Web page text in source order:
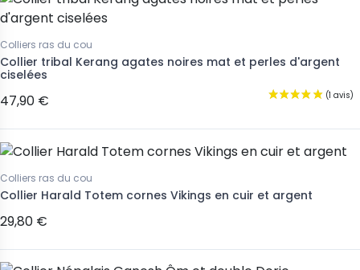
Colliers ras du cou
Collier tribal Kerang agates noires mat et perles d'argent
ciselées
47,90 €
Colliers ras du cou
Collier Harald Totem cornes Vikings en cuir et argent
29,80 €